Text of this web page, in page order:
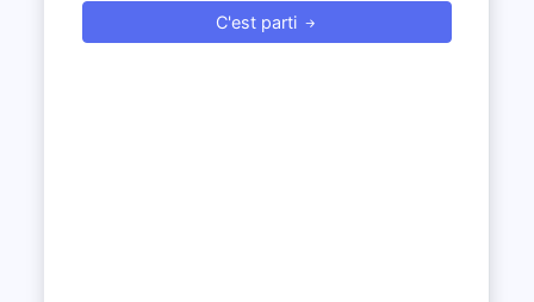
C'est parti